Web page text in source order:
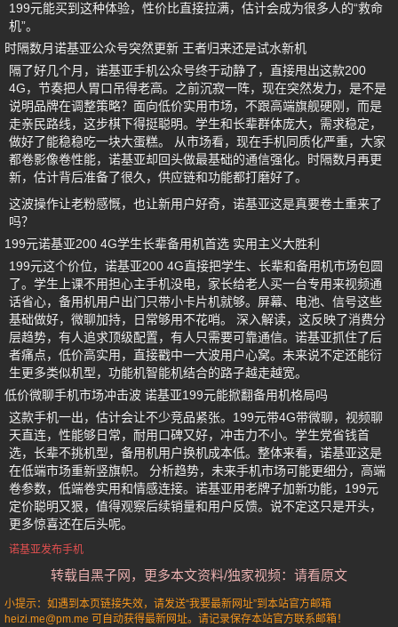
199元能买到这种体验，性价比直接拉满，估计会成为很多人的“救命
机”。
时隔数月诺基亚公众号突然更新 王者归来还是试水新机
隔了好几个月，诺基亚手机公众号终于动静了，直接甩出这款200
4G，节奏把人胃口吊得老高。之前沉寂一阵，现在突然发力，是不是
说明品牌在调整策略？面向低价实用市场，不跟高端旗舰硬刚，而是
走亲民路线，这步棋下得挺聪明。学生和长辈群体庞大，需求稳定，
做好了能稳稳吃一块大蛋糕。 从市场看，现在手机同质化严重，大家
都卷影像卷性能，诺基亚却回头做最基础的通信强化。时隔数月再更
新，估计背后准备了很久，供应链和功能都打磨好了。
这波操作让老粉感慨，也让新用户好奇，诺基亚这是真要卷土重来了
吗？
199元诺基亚200 4G学生长辈备用机首选 实用主义大胜利
199元这个价位，诺基亚200 4G直接把学生、长辈和备用机市场包圆
了。学生上课不用担心主手机没电，家长给老人买一台专用来视频通
话省心，备用机用户出门只带小卡片机就够。屏幕、电池、信号这些
基础做好，微聊加持，日常够用不花哨。 深入解读，这反映了消费分
层趋势，有人追求顶级配置，有人只需要可靠通信。诺基亚抓住了后
者痛点，低价高实用，直接戳中一大波用户心窝。未来说不定还能衍
生更多类似机型，功能机智能机结合的路子越走越宽。
低价微聊手机市场冲击波 诺基亚199元能掀翻备用机格局吗
这款手机一出，估计会让不少竞品紧张。199元带4G带微聊，视频聊
天直连，性能够日常，耐用口碑又好，冲击力不小。学生党省钱首
选，长辈不挑机型，备用机用户换机成本低。整体来看，诺基亚这是
在低端市场重新竖旗帜。 分析趋势，未来手机市场可能更细分，高端
卷参数，低端卷实用和情感连接。诺基亚用老牌子加新功能，199元
定价聪明又狠，值得观察后续销量和用户反馈。说不定这只是开头，
更多惊喜还在后头呢。
诺基亚发布手机
转载自黑子网，更多本文资料/独家视频：请看原文
小提示：如遇到本页链接失效，请发送“我要最新网址”到本站官方邮箱
heizi.me@pm.me 可自动获得最新网址。请记录保存本站官方联系邮箱！